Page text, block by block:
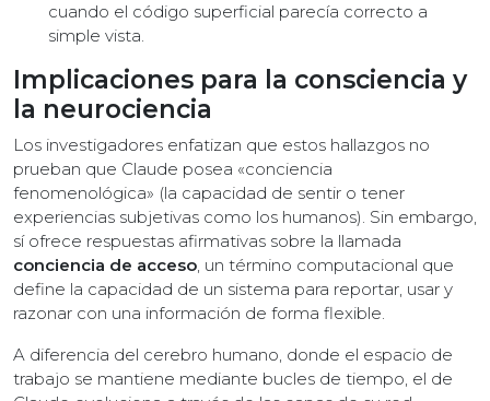
cuando el código superficial parecía correcto a
simple vista.
Implicaciones para la consciencia y
la neurociencia
Los investigadores enfatizan que estos hallazgos no
prueban que Claude posea «conciencia
fenomenológica» (la capacidad de sentir o tener
experiencias subjetivas como los humanos). Sin embargo,
sí ofrece respuestas afirmativas sobre la llamada
conciencia de acceso, un término computacional que
define la capacidad de un sistema para reportar, usar y
razonar con una información de forma flexible.
A diferencia del cerebro humano, donde el espacio de
trabajo se mantiene mediante bucles de tiempo, el de